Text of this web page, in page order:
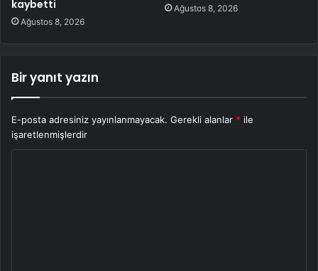
kaybetti
Ağustos 8, 2026
Ağustos 8, 2026
Bir yanıt yazın
E-posta adresiniz yayınlanmayacak. Gerekli alanlar * ile
işaretlenmişlerdir